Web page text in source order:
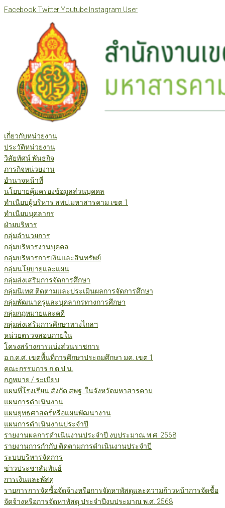
Skip
FacebookTwitterYoutube Instagram User
เกี่ยวกับหน่วยงาน
ประวัติหน่วยงาน
วิสัยทัศน์ พันธกิจ
ภารกิจหน่วยงาน
อำนาจหน้าที่
นโยบายคุ้มครองข้อมูลส่วนบุคคล
ทำเนียบผู้บริหาร สพป.มหาสารคาม เขต 1
ทำเนียบบุคลากร
ฝ่ายบริหาร
กลุ่มอำนวยการ
กลุ่มบริหารงานบุคคล
กลุ่มบริหารการเงินและสินทรัพย์
กลุ่มนโยบายและแผน
กลุ่มส่งเสริมการจัดการศึกษา
กลุ่มนิเทศ ติดตามและประเมินผลการจัดการศึกษา
กลุ่มพัฒนาครูและบุคลากรทางการศึกษา
กลุ่มกฎหมายและคดี
กลุ่มส่งเสริมการศึกษาทางไกลฯ
หน่วยตรวจสอบภายใน
โครงสร้างการแบ่งส่วนราชการ
อ.ก.ค.ศ. เขตพื้นที่การศึกษาประถมศึกษา มค. เขต 1
คณะกรรมการ ก.ต.ป.น.
กฎหมาย / ระเบียบ
แผนที่โรงเรียน สังกัด สพฐ. ในจังหวัดมหาสารคาม
แผนการดำเนินงาน
แผนยุทธศาสตร์หรือแผนพัฒนางาน
แผนการดำเนินงานประจำปี
รายงานผลการดำเนินงานประจำปี งบประมาณ พ.ศ. 2568
รายงานการกำกับ ติดตามการดำเนินงานประจำปี
ระบบบริหารจัดการ
ข่าวประชาสัมพันธ์
การเงินและพัสดุ
รายการการจัดซื้อจัดจ้างหรือการจัดหาพัสดุและความก้าวหน้าการจัดซื้อ
จัดจ้างหรือการจัดหาพัสดุ ประจำปีงบประมาณ พ.ศ. 2568